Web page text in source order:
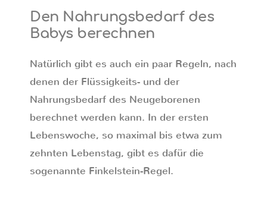
Den Nahrungsbedarf des
Babys berechnen
Natürlich gibt es auch ein paar Regeln, nach
denen der Flüssigkeits- und der
Nahrungsbedarf des Neugeborenen
berechnet werden kann. In der ersten
Lebenswoche, so maximal bis etwa zum
zehnten Lebenstag, gibt es dafür die
sogenannte Finkelstein-Regel.